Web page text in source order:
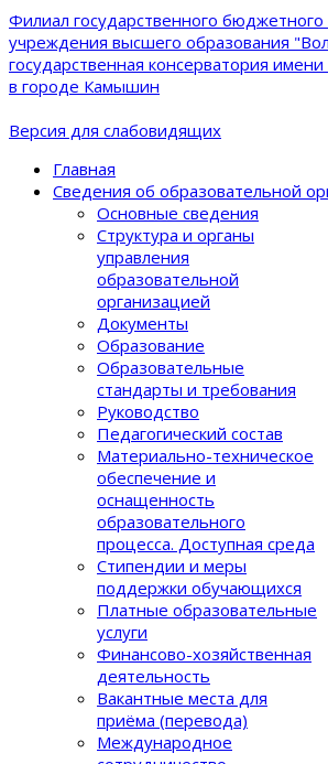
Филиал государственного бюджетного
учреждения высшего образования
государственная консерватория
в городе Камышин
Версия для слабовидящих
Главная
Сведения об образовательной
Основные сведения
Структура и органы
управления
образовательной
организацией
Документы
Образование
Образовательные
стандарты и требования
Руководство
Педагогический состав
Материально-техническое
обеспечение и
оснащенность
образовательного
процеcса. Доступная среда
Стипендии и меры
поддержки обучающихся
Платные образовательные
услуги
Финансово-хозяйственная
деятельность
Вакантные места для
приёма (перевода)
Международное